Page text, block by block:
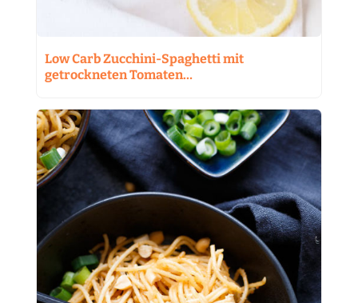
Low Carb Zucchini-Spaghetti mit
getrockneten Tomaten…